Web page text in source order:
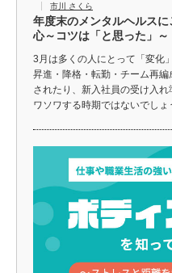
市川 さくら
年度末のメンタルヘルス
心～コツは「と思った」～
3月は多くの人にとって「変化
昇進・降格・転勤・チーム再
されたり、新入社員の受け入
ワソワする時期ではないでし